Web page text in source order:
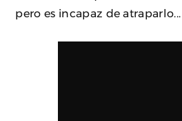
pero es incapaz de atraparlo...